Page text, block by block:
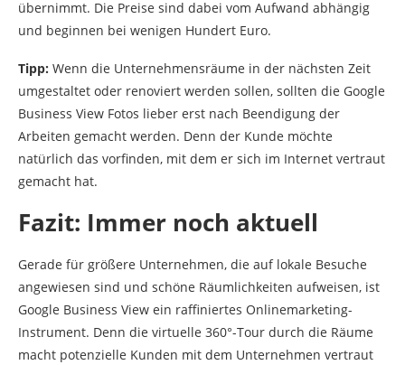
übernimmt. Die Preise sind dabei vom Aufwand abhängig
und beginnen bei wenigen Hundert Euro.
Tipp: Wenn die Unternehmensräume in der nächsten Zeit
umgestaltet oder renoviert werden sollen, sollten die Google
Business View Fotos lieber erst nach Beendigung der
Arbeiten gemacht werden. Denn der Kunde möchte
natürlich das vorfinden, mit dem er sich im Internet vertraut
gemacht hat.
Fazit: Immer noch aktuell
Gerade für größere Unternehmen, die auf lokale Besuche
angewiesen sind und schöne Räumlichkeiten aufweisen, ist
Google Business View ein raffiniertes Onlinemarketing-
Instrument. Denn die virtuelle 360°-Tour durch die Räume
macht potenzielle Kunden mit dem Unternehmen vertraut